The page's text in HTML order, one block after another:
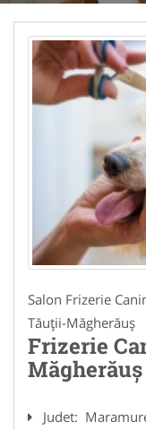
Salon Frizerie
Tăuții-Măgherăuș
Frizerie
Măgherăuș
Judet: